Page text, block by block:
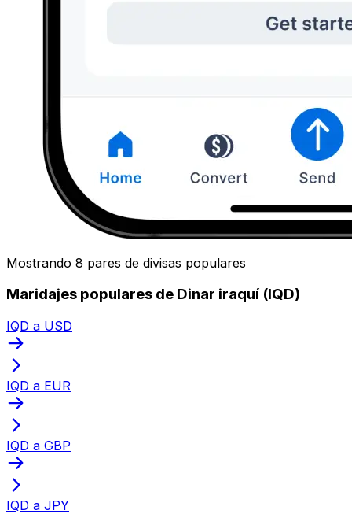
Mostrando 8 pares de divisas populares
Maridajes populares de Dinar iraquí (IQD)
IQD a USD
IQD a EUR
IQD a GBP
IQD a JPY